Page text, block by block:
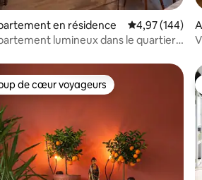
5
sur la base de 191 commentaires :
en résidence Évaluation
4,97 (144)
lumineux dans le quartier
de cœur voyageurs
de cœur voyageurs